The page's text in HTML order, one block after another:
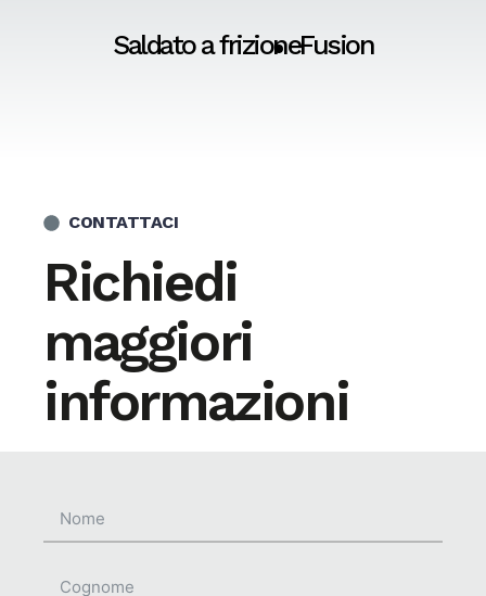
Saldato a frizioneFusion
CONTATTACI
Richiedi
maggiori
informazioni